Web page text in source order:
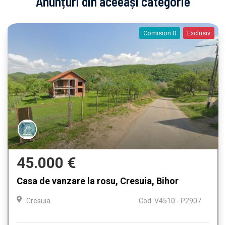
Comision 0 Exclusiv
45.000 €
Casa de vanzare la rosu, Cresuia, Bihor
Cresuia Cod: V4510 - P2907